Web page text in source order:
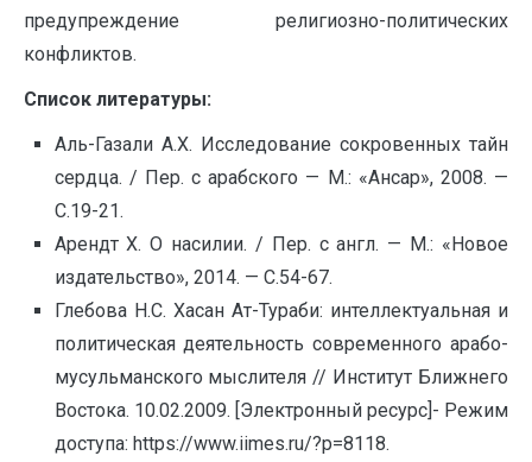
предупреждение религиозно-политических
конфликтов.
Список литературы:
Аль-Газали А.Х. Исследование сокровенных тайн
сердца. / Пер. с арабского — М.: «Ансар», 2008. —
С.19-21.
Арендт Х. О насилии. / Пер. с англ. — М.: «Новое
издательство», 2014. — С.54-67.
Глебова Н.С. Хасан Ат-Тураби: интеллектуальная и
политическая деятельность современного арабо-
мусульманского мыслителя // Институт Ближнего
Востока. 10.02.2009. [Электронный ресурс]- Режим
доступа: https://www.iimes.ru/?p=8118.